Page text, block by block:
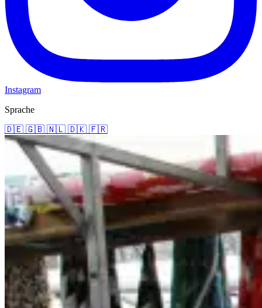
Instagram
Sprache
🇩🇪 🇬🇧 🇳🇱 🇩🇰 🇫🇷